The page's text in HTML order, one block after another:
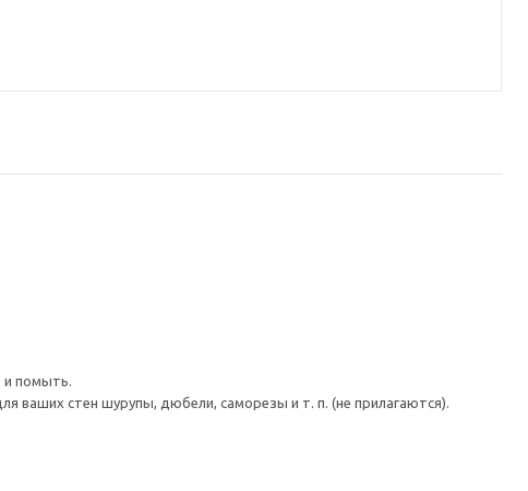
и помыть.
ваших стен шурупы, дюбели, саморезы и т. п. (не прилагаются).